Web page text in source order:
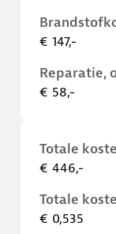
€ 147,-
Reparatie,
€ 58,-
Totale
€ 446,-
Totale
€ 0,535